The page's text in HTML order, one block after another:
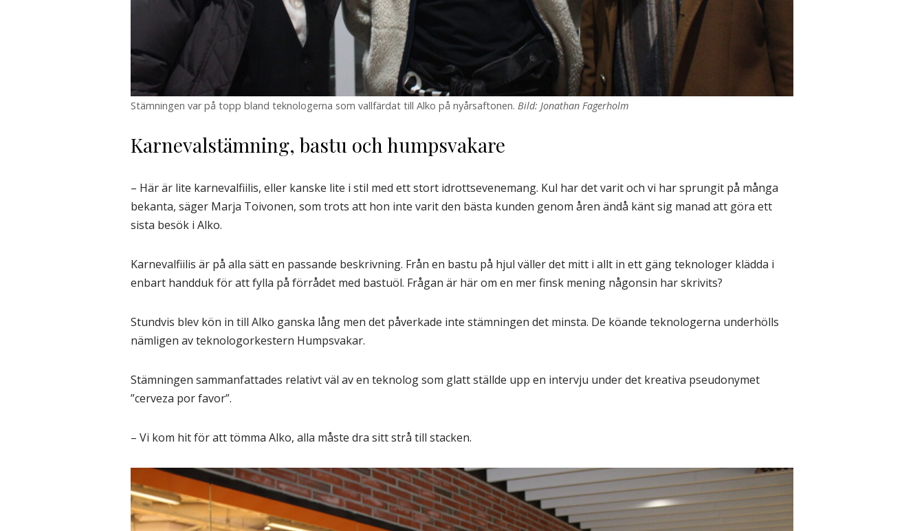
Stämningen var på topp bland teknologerna som vallfärdat till Alko på nyårsaftonen. Bild: Jonathan Fagerholm
Karnevalstämning, bastu och humpsvakare
– Här är lite karnevalfiilis, eller kanske lite i stil med ett stort idrottsevenemang. Kul har det varit och vi har sprungit på många
bekanta, säger Marja Toivonen, som trots att hon inte varit den bästa kunden genom åren ändå känt sig manad att göra ett
sista besök i Alko.
Karnevalfiilis är på alla sätt en passande beskrivning. Från en bastu på hjul väller det mitt i allt in ett gäng teknologer klädda i
enbart handduk för att fylla på förrådet med bastuöl. Frågan är här om en mer finsk mening någonsin har skrivits?
Stundvis blev kön in till Alko ganska lång men det påverkade inte stämningen det minsta. De köande teknologerna underhölls
nämligen av teknologorkestern Humpsvakar.
Stämningen sammanfattades relativt väl av en teknolog som glatt ställde upp en intervju under det kreativa pseudonymet
”cerveza por favor”.
– Vi kom hit för att tömma Alko, alla måste dra sitt strå till stacken.